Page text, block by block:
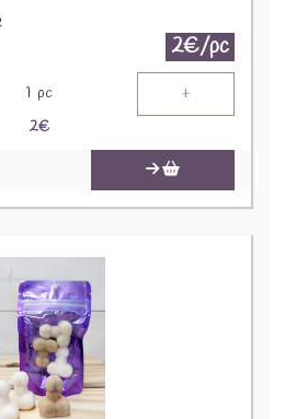
2€/pc
1 pc +
2€